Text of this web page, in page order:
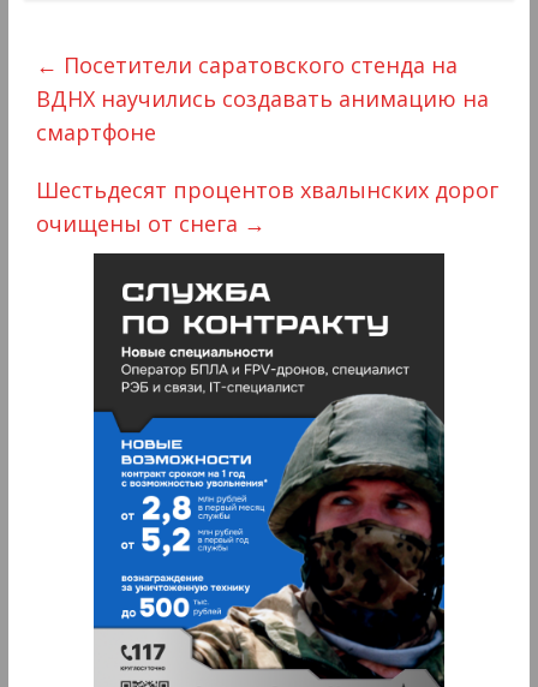
← Посетители саратовского стенда на
ВДНХ научились создавать анимацию на
смартфоне
Шестьдесят процентов хвалынских дорог
очищены от снега →